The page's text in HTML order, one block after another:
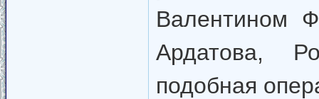
Валентином
Ардатова,
подобная